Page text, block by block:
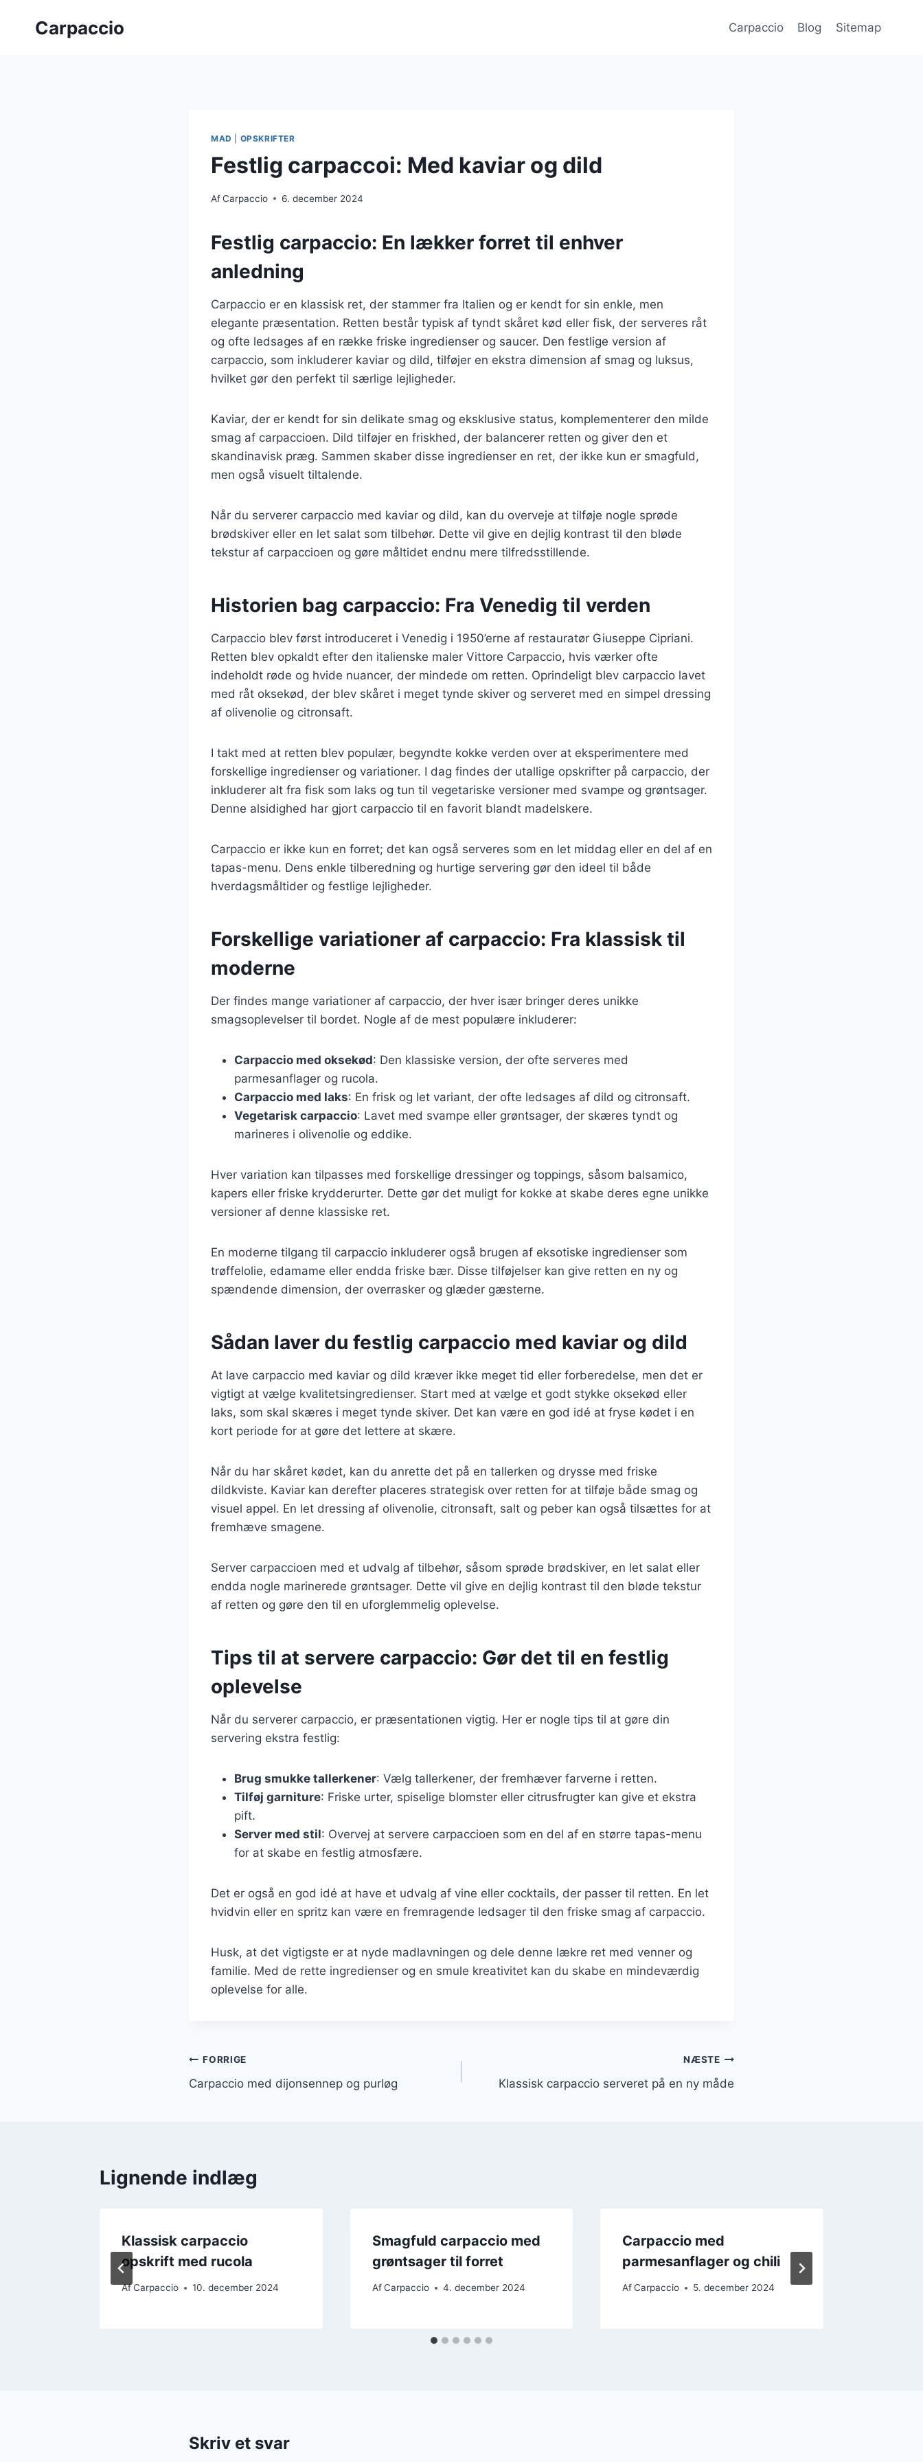
Carpaccio Carpaccio Blog Sitemap
MAD OPSKRIFTER
Festlig carpaccoi: Med kaviar og dild
AfCarpaccio 6. december 2024
Festlig carpaccio: En lækker forret til enhver
anledning
Carpaccio er en klassisk ret, der stammer fra Italien og er kendt for sin enkle, men
elegante præsentation. Retten består typisk af tyndt skåret kød eller fisk, der serveres råt
og ofte ledsages af en række friske ingredienser og saucer. Den festlige version af
carpaccio, som inkluderer kaviar og dild, tilføjer en ekstra dimension af smag og luksus,
hvilket gør den perfekt til særlige lejligheder.
Kaviar, der er kendt for sin delikate smag og eksklusive status, komplementerer den milde
smag af carpaccioen. Dild tilføjer en friskhed, der balancerer retten og giver den et
skandinavisk præg. Sammen skaber disse ingredienser en ret, der ikke kun er smagfuld,
men også visuelt tiltalende.
Når du serverer carpaccio med kaviar og dild, kan du overveje at tilføje nogle sprøde
brødskiver eller en let salat som tilbehør. Dette vil give en dejlig kontrast til den bløde
tekstur af carpaccioen og gøre måltidet endnu mere tilfredsstillende.
Historien bag carpaccio: Fra Venedig til verden
Carpaccio blev først introduceret i Venedig i 1950’erne af restauratør Giuseppe Cipriani.
Retten blev opkaldt efter den italienske maler Vittore Carpaccio, hvis værker ofte
indeholdt røde og hvide nuancer, der mindede om retten. Oprindeligt blev carpaccio lavet
med råt oksekød, der blev skåret i meget tynde skiver og serveret med en simpel dressing
af olivenolie og citronsaft.
I takt med at retten blev populær, begyndte kokke verden over at eksperimentere med
forskellige ingredienser og variationer. I dag findes der utallige opskrifter på carpaccio, der
inkluderer alt fra fisk som laks og tun til vegetariske versioner med svampe og grøntsager.
Denne alsidighed har gjort carpaccio til en favorit blandt madelskere.
Carpaccio er ikke kun en forret; det kan også serveres som en let middag eller en del af en
tapas-menu. Dens enkle tilberedning og hurtige servering gør den ideel til både
hverdagsmåltider og festlige lejligheder.
Forskellige variationer af carpaccio: Fra klassisk til
moderne
Der findes mange variationer af carpaccio, der hver især bringer deres unikke
smagsoplevelser til bordet. Nogle af de mest populære inkluderer:
Carpaccio med oksekød: Den klassiske version, der ofte serveres med
parmesanflager og rucola.
Carpaccio med laks: En frisk og let variant, der ofte ledsages af dild og citronsaft.
Vegetarisk carpaccio: Lavet med svampe eller grøntsager, der skæres tyndt og
marineres i olivenolie og eddike.
Hver variation kan tilpasses med forskellige dressinger og toppings, såsom balsamico,
kapers eller friske krydderurter. Dette gør det muligt for kokke at skabe deres egne unikke
versioner af denne klassiske ret.
En moderne tilgang til carpaccio inkluderer også brugen af eksotiske ingredienser som
trøffelolie, edamame eller endda friske bær. Disse tilføjelser kan give retten en ny og
spændende dimension, der overrasker og glæder gæsterne.
Sådan laver du festlig carpaccio med kaviar og dild
At lave carpaccio med kaviar og dild kræver ikke meget tid eller forberedelse, men det er
vigtigt at vælge kvalitetsingredienser. Start med at vælge et godt stykke oksekød eller
laks, som skal skæres i meget tynde skiver. Det kan være en god idé at fryse kødet i en
kort periode for at gøre det lettere at skære.
Når du har skåret kødet, kan du anrette det på en tallerken og drysse med friske
dildkviste. Kaviar kan derefter placeres strategisk over retten for at tilføje både smag og
visuel appel. En let dressing af olivenolie, citronsaft, salt og peber kan også tilsættes for at
fremhæve smagene.
Server carpaccioen med et udvalg af tilbehør, såsom sprøde brødskiver, en let salat eller
endda nogle marinerede grøntsager. Dette vil give en dejlig kontrast til den bløde tekstur
af retten og gøre den til en uforglemmelig oplevelse.
Tips til at servere carpaccio: Gør det til en festlig
oplevelse
Når du serverer carpaccio, er præsentationen vigtig. Her er nogle tips til at gøre din
servering ekstra festlig:
Brug smukke tallerkener: Vælg tallerkener, der fremhæver farverne i retten.
Tilføj garniture: Friske urter, spiselige blomster eller citrusfrugter kan give et ekstra
pift.
Server med stil: Overvej at servere carpaccioen som en del af en større tapas-menu
for at skabe en festlig atmosfære.
Det er også en god idé at have et udvalg af vine eller cocktails, der passer til retten. En let
hvidvin eller en spritz kan være en fremragende ledsager til den friske smag af carpaccio.
Husk, at det vigtigste er at nyde madlavningen og dele denne lækre ret med venner og
familie. Med de rette ingredienser og en smule kreativitet kan du skabe en mindeværdig
oplevelse for alle.
Indlægsnavigation
FORRIGE
Carpaccio med dijonsennep og purløg
NÆSTE
Klassisk carpaccio serveret på en ny måde
Lignende indlæg
Klassisk carpaccio
opskrift med rucola
AfCarpaccio 10. december 2024
Smagfuld carpaccio med
grøntsager til forret
Af Carpaccio 4. december 2024
Carpaccio med
parmesanflager og chili
Af Carpaccio 5. december 2024
Skriv et svar